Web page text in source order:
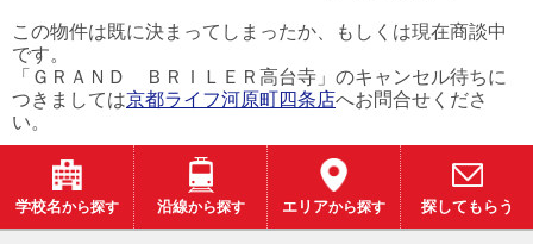
この物件は既に決まってしまったか、もしくは現在商談中
です。
「ＧＲＡＮＤ ＢＲＩＬＥＲ高台寺」のキャンセル待ちに
つきましては京都ライフ河原町四条店へお問合せくださ
い。
学校名から探す 沿線から探す エリアから探す 探してもらう